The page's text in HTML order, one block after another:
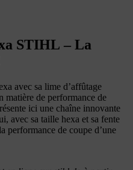
STIHL – La
avec sa lime d’affûtage
matière de performance de
ici une chaîne innovante
avec sa taille hexa et sa fente
performance de coupe d’une